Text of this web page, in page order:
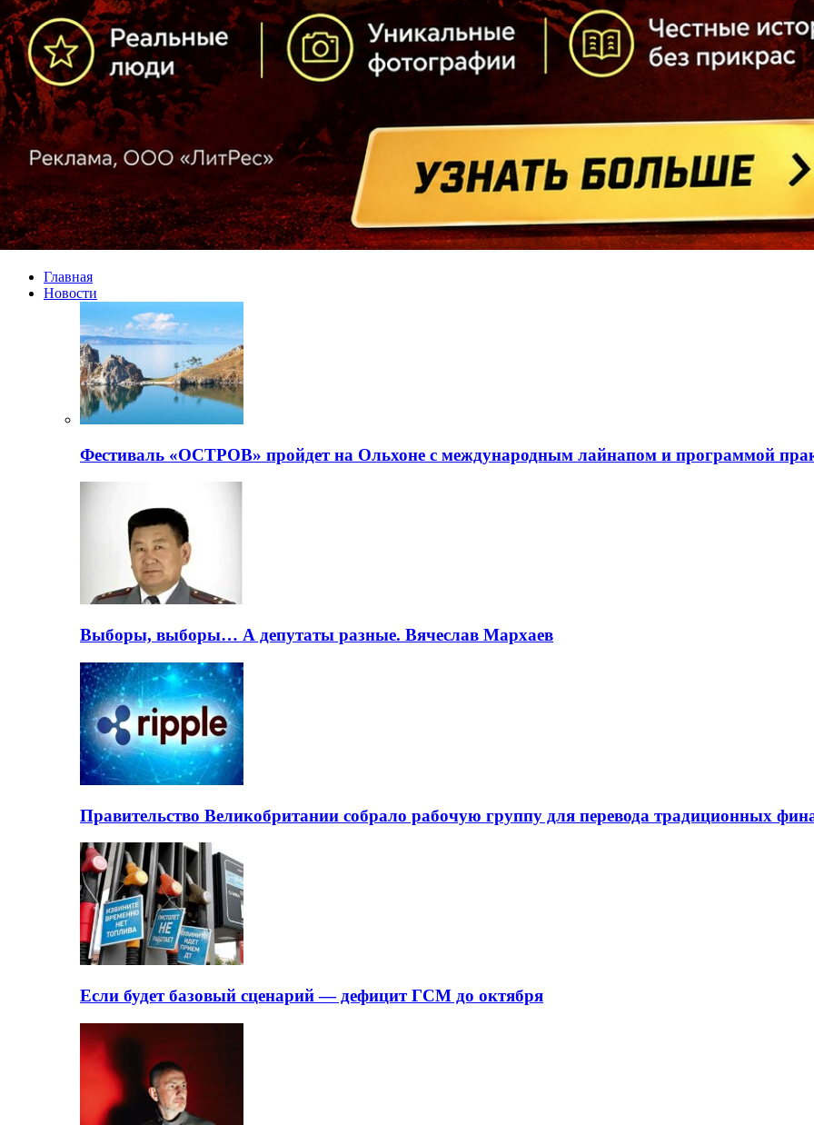
Главная
Новости
Фестиваль «ОСТРОВ» пройдет на Ольхоне с международным лайнапом и программой
Выборы, выборы… А депутаты разные. Вячеслав Мархаев
Правительство Великобритании собрало рабочую группу для перевода традиционных
Если будет базовый сценарий — дефицит ГСМ до октября